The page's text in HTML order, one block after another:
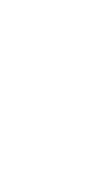
órdenes de
de mercado
una orden
o
que puede
Un
máximo